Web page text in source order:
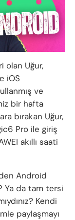
olan Uğur,
iOS
ve
bir hafta
bırakan Uğur,
Pro ile giriş
akıllı saati
Android
Ya da tam tersi
Kendi
paylaşmayı